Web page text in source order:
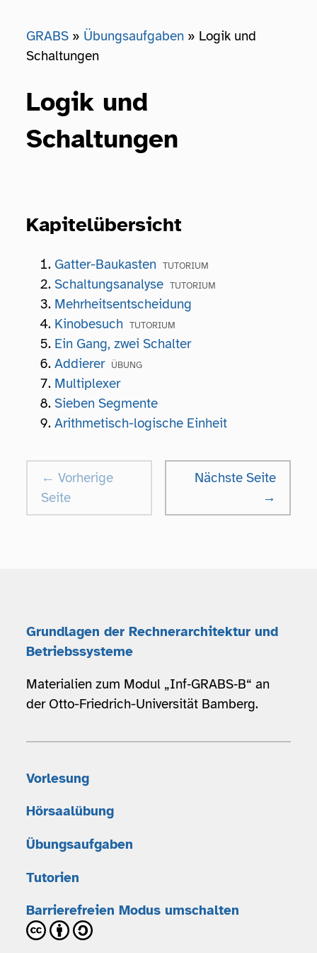
Grundlagen der Rechnerarchitektur und
Betriebssysteme
Materialien zum Modul „Inf‑GRABS‑B“ an
der Otto-Friedrich-Universität Bamberg.
Vorlesung
Hörsaalübung
Übungsaufgaben
Tutorien
Barrierefreien Modus umschalten
GRABS Übungsaufgaben
Logik und
Schaltungen
Logik und
Schaltungen
Kapitelübersicht
Gatter-Baukasten
Schaltungsanalyse
Mehrheitsentscheidung
Kinobesuch
Ein Gang, zwei Schalter
Addierer
Multiplexer
Sieben Segmente
Arithmetisch-logische Einheit
← Vorherige
Seite
Nächste Seite
→